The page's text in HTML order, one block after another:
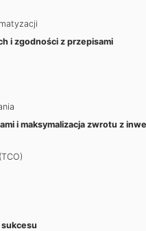
i zgodności z przepisami
i maksymalizacja zwrotu z